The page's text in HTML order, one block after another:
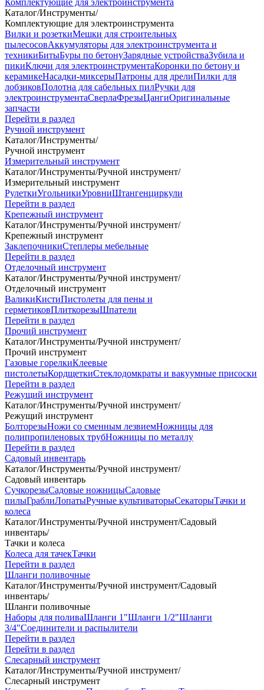
Комплектующие для электроинструмента
Каталог/Инструменты/
Комплектующие для электроинструмента
Вилки и розеткиМешки для строительных
пылесосовАккумуляторы для электроинструмента и
техникиБитыБуры по бетонуЗарядные устройстваЗубила и
пикиКлючи для электроинструментаКоронки по бетону и
керамикеНасадки-миксерыПатроны для дрелиПилки для
лобзиковПолотна для сабельных пилРучки для
электроинструментаСверлаФрезыЦангиОригинальные
запчасти
Перейти в раздел
Ручной инструмент
Каталог/Инструменты/
Ручной инструмент
Измерительный инструмент
Каталог/Инструменты/Ручной инструмент/
Измерительный инструмент
РулеткиУгольникиУровниШтангенциркули
Перейти в раздел
Крепежный инструмент
Каталог/Инструменты/Ручной инструмент/
Крепежный инструмент
ЗаклепочникиСтеплеры мебельные
Перейти в раздел
Отделочный инструмент
Каталог/Инструменты/Ручной инструмент/
Отделочный инструмент
ВаликиКистиПистолеты для пены и
герметиковПлиткорезыШпатели
Перейти в раздел
Прочий инструмент
Каталог/Инструменты/Ручной инструмент/
Прочий инструмент
Газовые горелкиКлеевые
пистолетыКордщеткиСтеклодомкраты и вакуумные присоски
Перейти в раздел
Режущий инструмент
Каталог/Инструменты/Ручной инструмент/
Режущий инструмент
БолторезыНожи со сменным лезвиемНожницы для
полипропиленовых трубНожницы по металлу
Перейти в раздел
Садовый инвентарь
Каталог/Инструменты/Ручной инструмент/
Садовый инвентарь
СучкорезыСадовые ножницыСадовые
пилыГраблиЛопатыРучные культиваторыСекаторыТачки и
колеса
Каталог/Инструменты/Ручной инструмент/Садовый
инвентарь/
Тачки и колеса
Колеса для тачекТачки
Перейти в раздел
Шланги поливочные
Каталог/Инструменты/Ручной инструмент/Садовый
инвентарь/
Шланги поливочные
Наборы для поливаШланги 1"Шланги 1/2"Шланги
3/4"Соединители и распылители
Перейти в раздел
Перейти в раздел
Слесарный инструмент
Каталог/Инструменты/Ручной инструмент/
Слесарный инструмент